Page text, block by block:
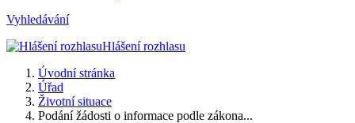
Vyhledávání
Hlášení rozhlasu
Úvodní stránka
Úřad
Životní situace
Podání žádosti o informace podle zákona...